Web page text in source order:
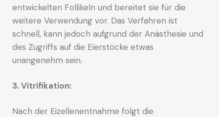
entwickelten Follikeln und bereitet sie für die
weitere Verwendung vor. Das Verfahren ist
schnell, kann jedoch aufgrund der Anästhesie und
des Zugriffs auf die Eierstöcke etwas
unangenehm sein.
3. Vitrifikation:
Nach der Eizellenentnahme folgt die